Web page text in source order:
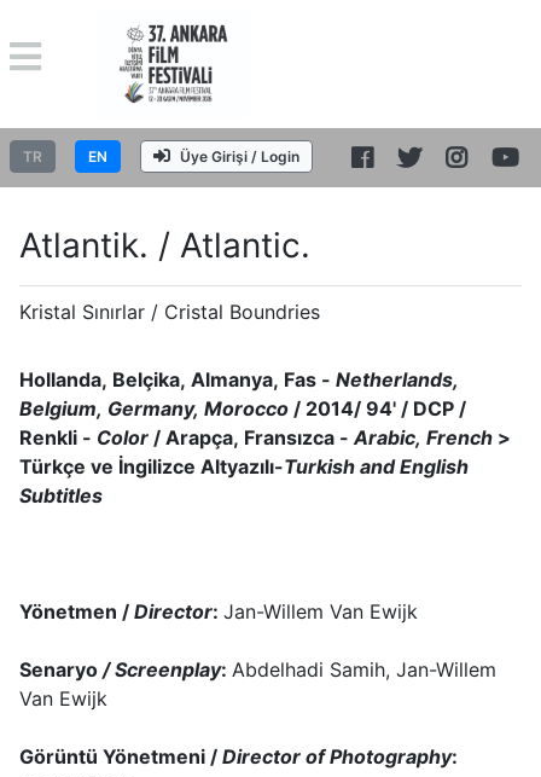
TR EN Üye Girişi / Login
Atlantik. / Atlantic.
Kristal Sınırlar / Cristal Boundries
Hollanda, Belçika, Almanya, Fas - Netherlands,
Belgium, Germany, Morocco / 2014/ 94' / DCP /
Renkli - Color / Arapça, Fransızca -Arabic, French >
Türkçe ve İngilizce Altyazılı-Turkish and English
Subtitles
Yönetmen / Director: Jan-Willem Van Ewijk
Senaryo / Screenplay: Abdelhadi Samih, Jan-Willem
Van Ewijk
Görüntü Yönetmeni / Director of Photography: